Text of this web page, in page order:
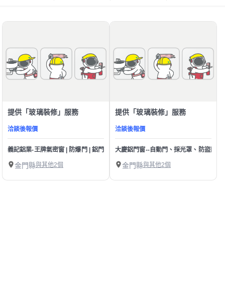
提供「玻璃裝修」服務
洽談後報價
義記鋁業-王牌氣密窗 | 防爆門 | 鋁門窗 | 玻璃 | 真空鑄造門 | 丹頂鶴玄關門
金門縣與其他2個
提供「玻璃裝修」服務
洽談後報價
大慶鋁門窗--自動門、採光罩、防盜門
金門縣與其他2個